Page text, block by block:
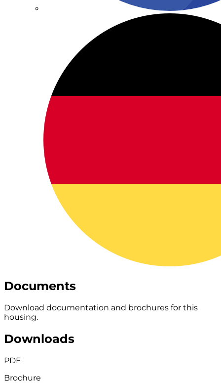
Documents
Download documentation and brochures for this
housing.
Downloads
PDF
Brochure